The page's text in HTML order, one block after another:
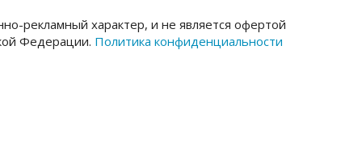
рекламный характер, и не является офертой
Федерации. Политика конфиденциальности